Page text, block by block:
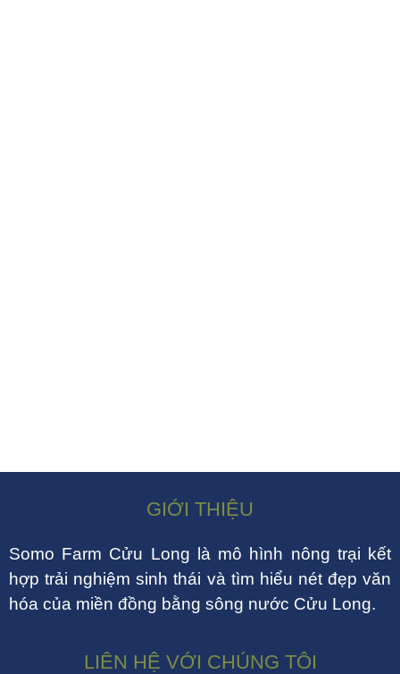
GIỚI THIỆU
Somo Farm Cửu Long là mô hình nông trại kết
hợp trải nghiệm sinh thái và tìm hiểu nét đẹp văn
hóa của miền đồng bằng sông nước Cửu Long.
LIÊN HỆ VỚI CHÚNG TÔI